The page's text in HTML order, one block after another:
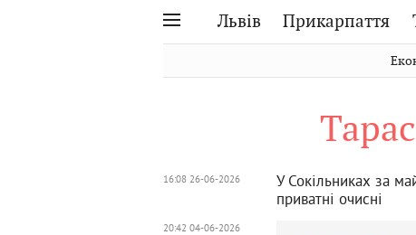
Львів Прикарпаття
Чернівці
Шептицький
16:08 26-06-2026
У Сокільниках за
приватні очисні
20:42 04-06-2026